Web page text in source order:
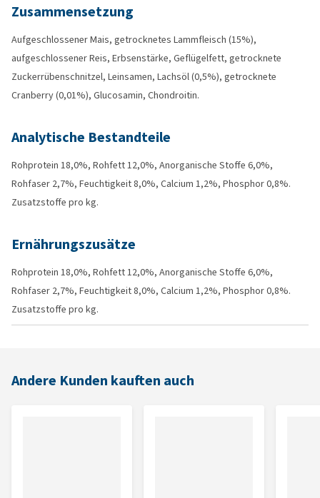
Zusammensetzung
Aufgeschlossener Mais, getrocknetes Lammfleisch (15%),
aufgeschlossener Reis, Erbsenstärke, Geflügelfett, getrocknete
Zuckerrübenschnitzel, Leinsamen, Lachsöl (0,5%), getrocknete
Cranberry (0,01%), Glucosamin, Chondroitin.
Analytische Bestandteile
Rohprotein 18,0%, Rohfett 12,0%, Anorganische Stoffe 6,0%,
Rohfaser 2,7%, Feuchtigkeit 8,0%, Calcium 1,2%, Phosphor 0,8%.
Zusatzstoffe pro kg.
Ernährungszusätze
Rohprotein 18,0%, Rohfett 12,0%, Anorganische Stoffe 6,0%,
Rohfaser 2,7%, Feuchtigkeit 8,0%, Calcium 1,2%, Phosphor 0,8%.
Zusatzstoffe pro kg.
Andere Kunden kauften auch